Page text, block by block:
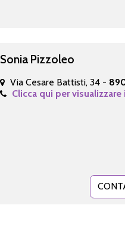
Sonia Pizzoleo
Via Cesare Battisti, 34 -
Clicca qui per